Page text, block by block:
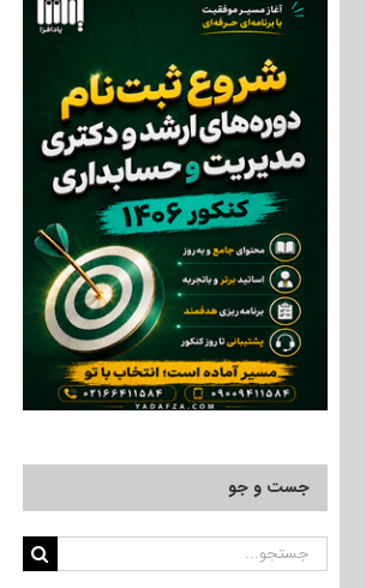
جست و جو
جستجو